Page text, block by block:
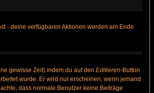
- deine verfügbaren Aktionen werden am Ende
gewisse Zeit) indem du auf den Editieren-Button
wurde. Er wird nur erscheinen, wenn jemand
dass normale Benutzer keine Beiträge